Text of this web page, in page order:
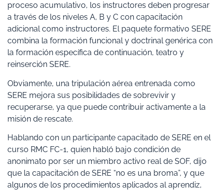
proceso acumulativo, los instructores deben progresar
a través de los niveles A, B y C con capacitación
adicional como instructores. El paquete formativo SERE
combina la formación funcional y doctrinal genérica con
la formación específica de continuación, teatro y
reinserción SERE.
Obviamente, una tripulación aérea entrenada como
SERE mejora sus posibilidades de sobrevivir y
recuperarse, ya que puede contribuir activamente a la
misión de rescate.
Hablando con un participante capacitado de SERE en el
curso RMC FC-1, quien habló bajo condición de
anonimato por ser un miembro activo real de SOF, dijo
que la capacitación de SERE “no es una broma”, y que
algunos de los procedimientos aplicados al aprendiz,